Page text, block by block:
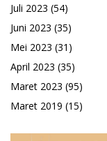
Juli 2023 (54)
Juni 2023 (35)
Mei 2023 (31)
April 2023 (35)
Maret 2023 (95)
Maret 2019 (15)